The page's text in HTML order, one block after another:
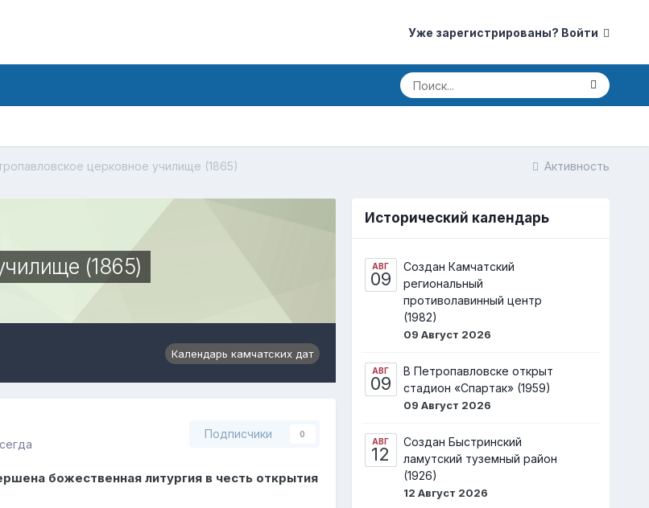
Уже зарегистрированы? Войти
Активность
церковное училище (1865)
(1865)
Календарь камчатских дат
Подписчики 0
божественная литургия в честь открытия
Исторический календарь
АВГ
09
Создан Камчатский
региональный
противолавинный центр
(1982)
09 Август 2026
АВГ
09
В Петропавловске открыт
стадион «Спартак» (1959)
09 Август 2026
АВГ
12
Создан Быстринский
ламутский туземный район
(1926)
12 Август 2026